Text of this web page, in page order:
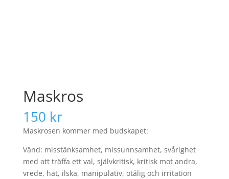
Maskros
150 kr
Maskrosen kommer med budskapet:
Vänd: misstänksamhet, missunnsamhet, svårighet
med att träffa ett val, självkritisk, kritisk mot andra,
vrede, hat, ilska, manipulativ, otålig och irritation